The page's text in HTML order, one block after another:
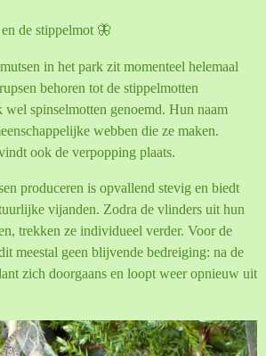
de stippelmot 🦋
in het park zit momenteel helemaal
behoren tot de stippelmotten
spinselmotten genoemd. Hun naam
webben die ze maken.
ook de verpopping plaats.
produceren is opvallend stevig en biedt
vijanden. Zodra de vlinders uit hun
trekken ze individueel verder. Voor de
meestal geen blijvende bedreiging: na de
zich doorgaans en loopt weer opnieuw uit